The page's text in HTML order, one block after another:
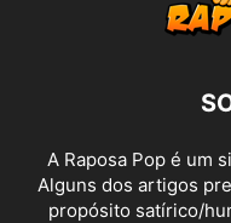
A Raposa Pop é um
Alguns dos artigos
propósito satírico/